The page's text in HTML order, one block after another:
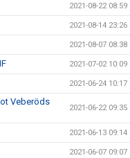
2021-08-22 08:59
2021-08-14 23:26
2021-08-07 08:38
2021-07-02 10:09
2021-06-24 10:17
Veberöds
2021-06-22 09:35
2021-06-13 09:14
2021-06-07 09:07